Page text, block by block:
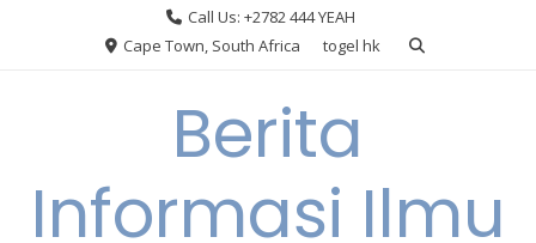
Call Us: +2782 444 YEAH
Cape Town, South Africa
togel hk
Berita
Informasi Ilmu